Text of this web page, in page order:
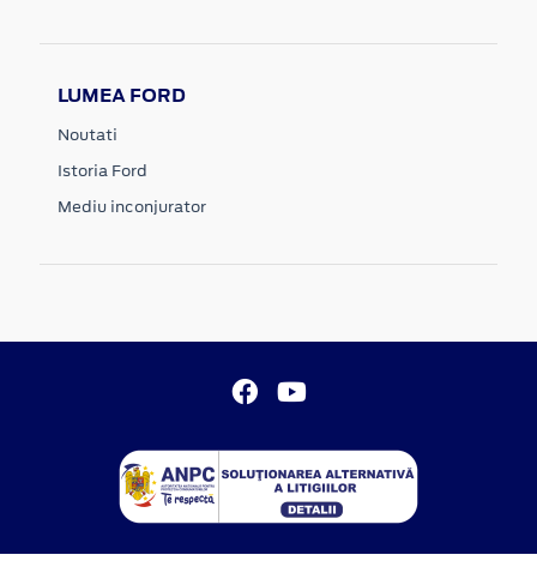
LUMEA FORD
Noutati
Istoria Ford
Mediu inconjurator